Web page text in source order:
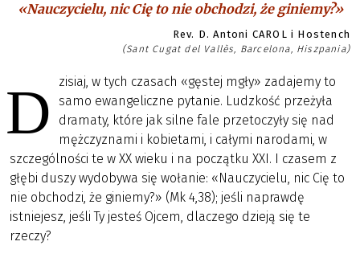
«Nauczycielu, nic Cię to nie obchodzi, że giniemy?»
Rev. D. Antoni CAROL i Hostench
(Sant Cugat del Vallès, Barcelona, Hiszpania)
D
zisiaj, w tych czasach «gęstej mgły» zadajemy to
samo ewangeliczne pytanie. Ludzkość przeżyła
dramaty, które jak silne fale przetoczyły się nad
mężczyznami i kobietami, i całymi narodami, w
szczególności te w XX wieku i na początku XXI. I czasem z
głębi duszy wydobywa się wołanie: «Nauczycielu, nic Cię to
nie obchodzi, że giniemy?» (Mk 4,38); jeśli naprawdę
istniejesz, jeśli Ty jesteś Ojcem, dlaczego dzieją się te
rzeczy?